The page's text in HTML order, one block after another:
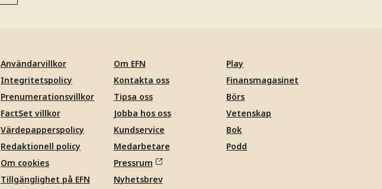
Användarvillkor
Integritetspolicy
Prenumerationsvillkor
FactSet villkor
Värdepapperspolicy
Redaktionell policy
Om cookies
Tillgänglighet på EFN
Om EFN
Kontakta oss
Tipsa oss
Jobba hos oss
Kundservice
Medarbetare
Pressrum
Nyhetsbrev
Play
Finansmagasinet
Börs
Vetenskap
Bok
Podd